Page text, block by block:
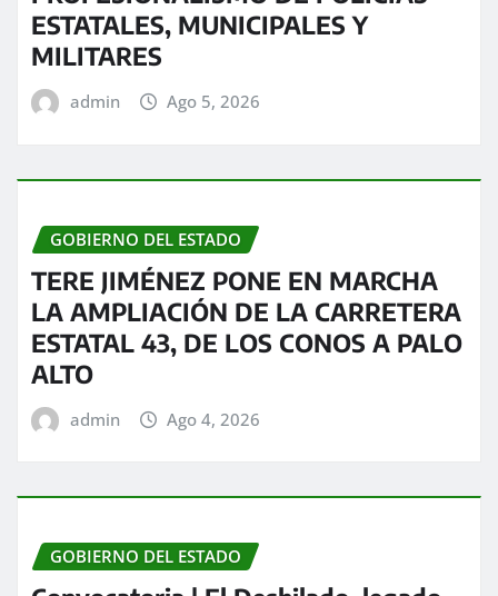
ESTATALES, MUNICIPALES Y
MILITARES
admin Ago 5, 2026
GOBIERNO DEL ESTADO
TERE JIMÉNEZ PONE EN MARCHA
LA AMPLIACIÓN DE LA CARRETERA
ESTATAL 43, DE LOS CONOS A PALO
ALTO
admin Ago 4, 2026
GOBIERNO DEL ESTADO